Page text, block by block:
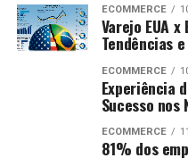
ECOMMERCE
Varejo EUA
Tendências
ECOMMERCE
Experiência
Sucesso nos
ECOMMERCE
81% dos